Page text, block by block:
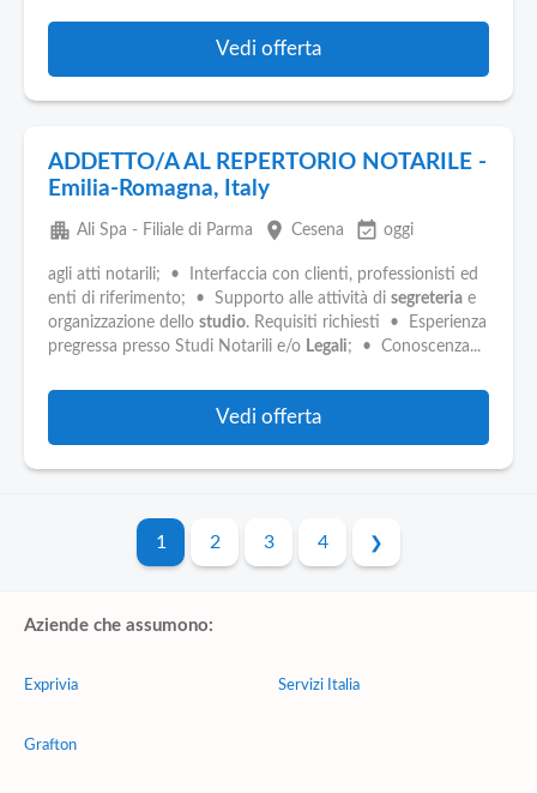
Vedi offerta
ADDETTO/A AL REPERTORIO NOTARILE -
Emilia-Romagna, Italy
apartment Ali Spa - Filiale di Parma place Cesena event_available oggi
agli atti notarili; • Interfaccia con clienti, professionisti ed
enti di riferimento; • Supporto alle attività di segreteria e
organizzazione dello studio. Requisiti richiesti • Esperienza
pregressa presso Studi Notarili e/o Legali; • Conoscenza...
Vedi offerta
1 2 3 4
Aziende che assumono:
Exprivia
Grafton
Servizi Italia